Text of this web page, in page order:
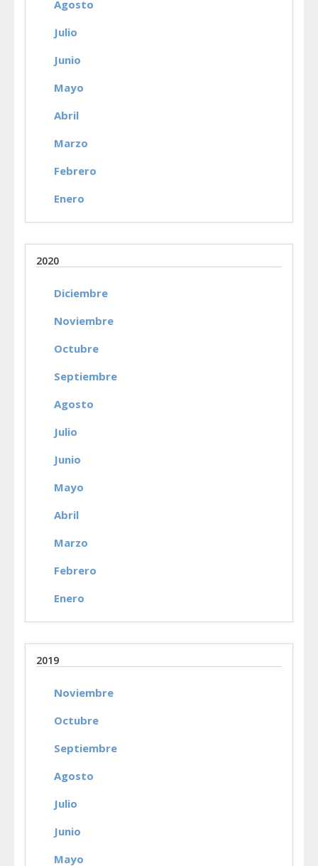
Agosto
Julio
Junio
Mayo
Abril
Marzo
Febrero
Enero
2020
Diciembre
Noviembre
Octubre
Septiembre
Agosto
Julio
Junio
Mayo
Abril
Marzo
Febrero
Enero
2019
Noviembre
Octubre
Septiembre
Agosto
Julio
Junio
Mayo